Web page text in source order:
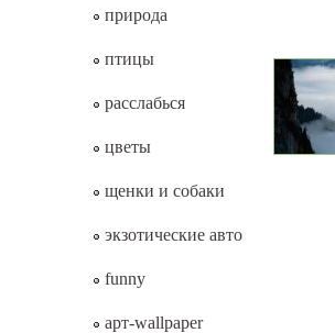
природа
птицы
расслабься
цветы
щенки и собаки
экзотические авто
funny
арт-wallpaper